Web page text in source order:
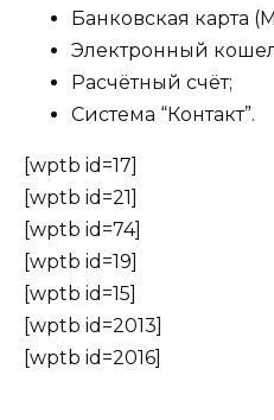
Банковская карта
Электронный
Расчётный счёт;
Система “Контакт”.
[wptb id=17]
[wptb id=21]
[wptb id=74]
[wptb id=19]
[wptb id=15]
[wptb id=2013]
[wptb id=2016]